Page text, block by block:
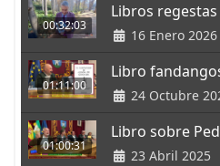
00:32:03
Libros
16 Enero 2026
01:11:00
Libro
24 Octubre
01:00:31
Libro sobre
23 Abril 2025